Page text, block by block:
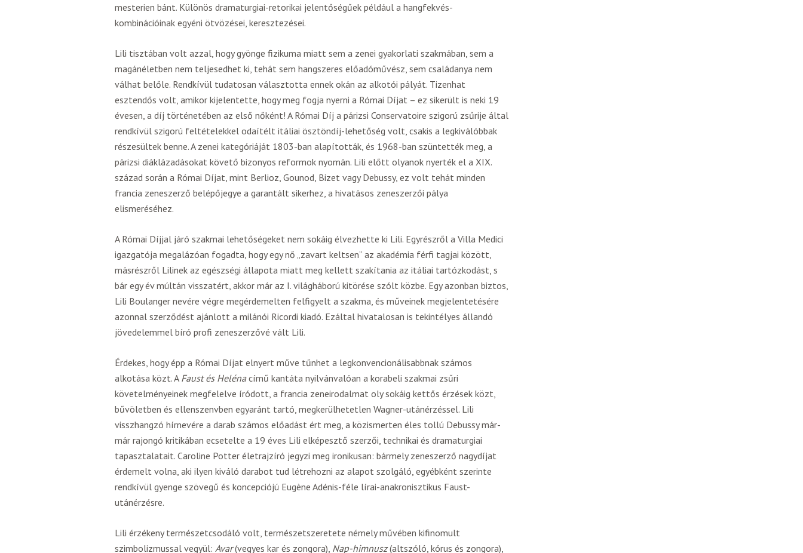
mesterien bánt. Különös dramaturgiai-retorikai jelentőségűek például a hangfekvés-
kombinációinak egyéni ötvözései, keresztezései.
Lili tisztában volt azzal, hogy gyönge fizikuma miatt sem a zenei gyakorlati szakmában, sem a
magánéletben nem teljesedhet ki, tehát sem hangszeres előadóművész, sem családanya nem
válhat belőle. Rendkívül tudatosan választotta ennek okán az alkotói pályát. Tizenhat
esztendős volt, amikor kijelentette, hogy meg fogja nyerni a Római Díjat – ez sikerült is neki 19
évesen, a díj történetében az első nőként! A Római Díj a párizsi Conservatoire szigorú zsűrije által
rendkívül szigorú feltételekkel odaítélt itáliai ösztöndíj-lehetőség volt, csakis a legkiválóbbak
részesültek benne. A zenei kategóriáját 1803-ban alapították, és 1968-ban szüntették meg, a
párizsi diáklázadásokat követő bizonyos reformok nyomán. Lili előtt olyanok nyerték el a XIX.
század során a Római Díjat, mint Berlioz, Gounod, Bizet vagy Debussy, ez volt tehát minden
francia zeneszerző belépőjegye a garantált sikerhez, a hivatásos zeneszerzői pálya
elismeréséhez.
A Római Díjjal járó szakmai lehetőségeket nem sokáig élvezhette ki Lili. Egyrészről a Villa Medici
igazgatója megalázóan fogadta, hogy egy nő „zavart keltsen” az akadémia férfi tagjai között,
másrészről Lilinek az egészségi állapota miatt meg kellett szakítania az itáliai tartózkodást, s
bár egy év múltán visszatért, akkor már az I. világháború kitörése szólt közbe. Egy azonban biztos,
Lili Boulanger nevére végre megérdemelten felfigyelt a szakma, és műveinek megjelentetésére
azonnal szerződést ajánlott a milánói Ricordi kiadó. Ezáltal hivatalosan is tekintélyes állandó
jövedelemmel bíró profi zeneszerzővé vált Lili.
Érdekes, hogy épp a Római Díjat elnyert műve tűnhet a legkonvencionálisabbnak számos
alkotása közt. A Faust és Helénacímű kantáta nyilvánvalóan a korabeli szakmai zsűri
követelményeinek megfelelve íródott, a francia zeneirodalmat oly sokáig kettős érzések közt,
bűvöletben és ellenszenvben egyaránt tartó, megkerülhetetlen Wagner-utánérzéssel. Lili
visszhangzó hírnevére a darab számos előadást ért meg, a közismerten éles tollú Debussy már-
már rajongó kritikában ecsetelte a 19 éves Lili elképesztő szerzői, technikai és dramaturgiai
tapasztalatait. Caroline Potter életrajzíró jegyzi meg ironikusan: bármely zeneszerző nagydíjat
érdemelt volna, aki ilyen kiváló darabot tud létrehozni az alapot szolgáló, egyébként szerinte
rendkívül gyenge szövegű és koncepciójú Eugène Adénis-féle lírai-anakronisztikus Faust-
utánérzésre.
Lili érzékeny természetcsodáló volt, természetszeretete némely művében kifinomult
szimbolizmussal vegyül: Avar(vegyes kar és zongora), Nap-himnusz(altszóló, kórus és zongora),